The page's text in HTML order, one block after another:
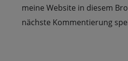
meine Website in diesem
nächste Kommentierung